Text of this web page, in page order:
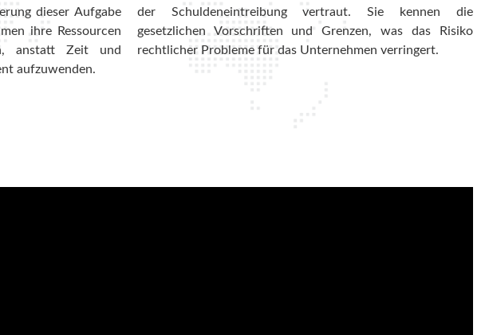
dieser Aufgabe
ihre Ressourcen
anstatt Zeit und
aufzuwenden.
der Schuldeneintreibung vertraut. Sie kennen die
gesetzlichen Vorschriften und Grenzen, was das Risiko
rechtlicher Probleme für das Unternehmen verringert.